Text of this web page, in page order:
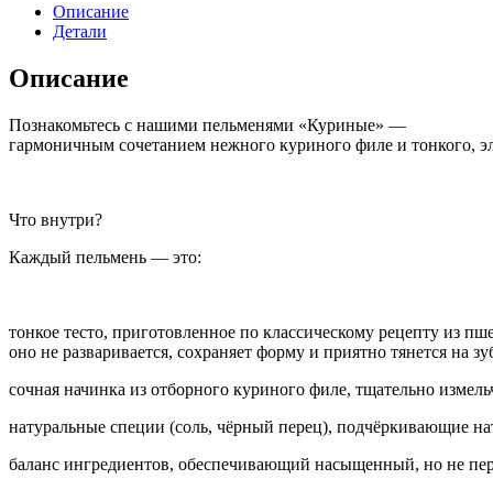
Описание
Детали
Описание
Познакомьтесь с нашими пельменями «Куриные» —
гармоничным сочетанием нежного куриного филе и тонкого,
Что внутри?
Каждый пельмень — это:
тонкое тесто, приготовленное по классическому рецепту из
оно не разваривается, сохраняет форму и приятно тянется на
сочная начинка из отборного куриного филе, тщательно
натуральные специи (соль, чёрный перец), подчёркивающие
баланс ингредиентов, обеспечивающий насыщенный, но не